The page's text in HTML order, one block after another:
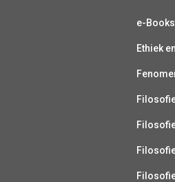
e-Books
Ethiek